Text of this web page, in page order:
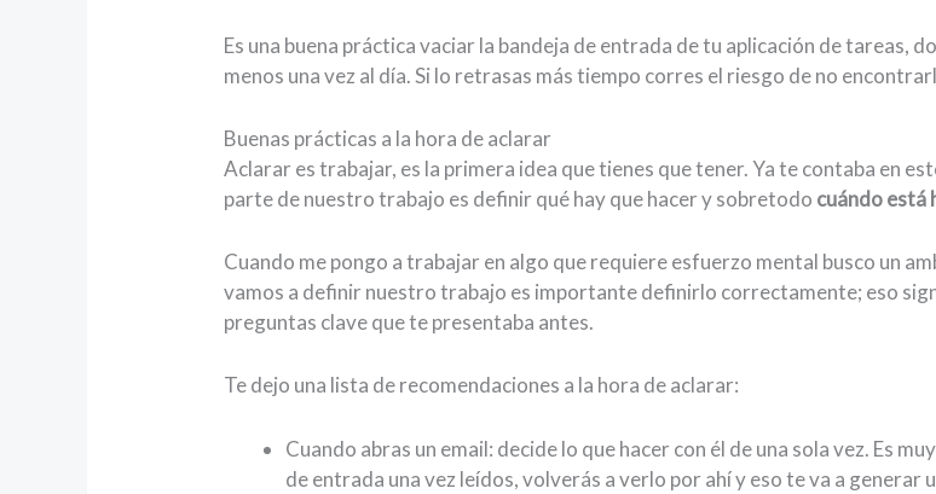
Es una buena práctica vaciar la bandeja de entrada de tu aplicación de tareas,
menos una vez al día. Si lo retrasas más tiempo corres el riesgo de no
Buenas prácticas a la hora de aclarar
Aclarar es trabajar, es la primera idea que tienes que tener. Ya te contaba en
parte de nuestro trabajo es definir qué hay que hacer y sobretodo cuándo está
Cuando me pongo a trabajar en algo que requiere esfuerzo mental busco un
vamos a definir nuestro trabajo es importante definirlo correctamente; eso
preguntas clave que te presentaba antes.
Te dejo una lista de recomendaciones a la hora de aclarar:
Cuando abras un email: decide lo que hacer con él de una sola vez. Es
de entrada una vez leídos, volverás a verlo por ahí y eso te va a generar